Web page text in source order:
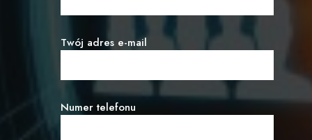
Twój adres e-mail
Numer telefonu